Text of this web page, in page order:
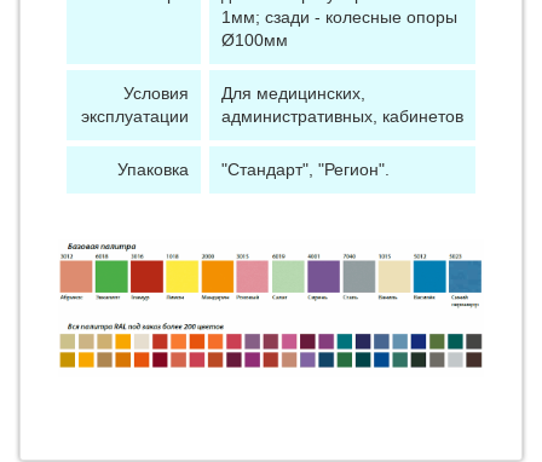
1мм; сзади - колесные опоры
Ø100мм
Условия
эксплуатации
Для медицинских,
административных, кабинетов
Упаковка "Стандарт", "Регион".